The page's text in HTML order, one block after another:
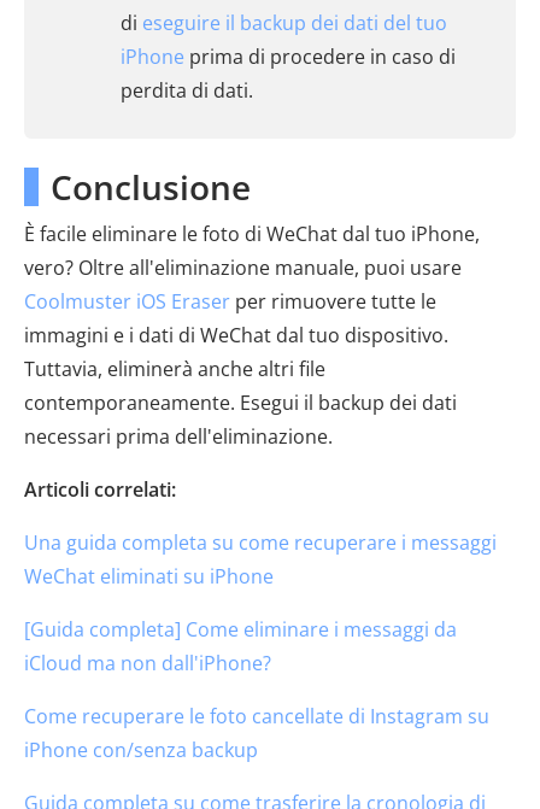
di eseguire il backup dei dati del tuo
iPhone prima di procedere in caso di
perdita di dati.
Conclusione
È facile eliminare le foto di WeChat dal tuo iPhone,
vero? Oltre all'eliminazione manuale, puoi usare
Coolmuster iOS Eraser per rimuovere tutte le
immagini e i dati di WeChat dal tuo dispositivo.
Tuttavia, eliminerà anche altri file
contemporaneamente. Esegui il backup dei dati
necessari prima dell'eliminazione.
Articoli correlati:
Una guida completa su come recuperare i messaggi
WeChat eliminati su iPhone
[Guida completa] Come eliminare i messaggi da
iCloud ma non dall'iPhone?
Come recuperare le foto cancellate di Instagram su
iPhone con/senza backup
Guida completa su come trasferire la cronologia di